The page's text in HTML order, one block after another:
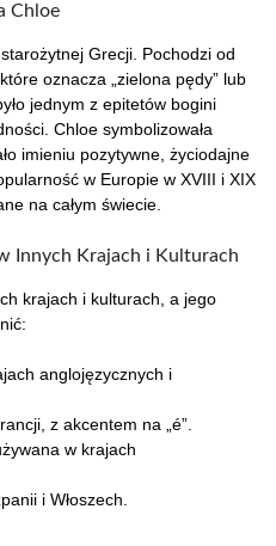
Chloe
Grecji. Pochodzi od
oznacza „zielona pędy” lub
jednym z epitetów bogini
Chloe symbolizowała
imieniu pozytywne, życiodajne
w Europie w XVIII i XIX
na całym świecie.
Innych Krajach i Kulturach
krajach i kulturach, a jego
anglojęzycznych i
z akcentem na „é”.
w krajach
i Włoszech.